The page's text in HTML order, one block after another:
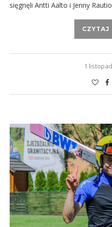
sięgnęli Antti Aalto i Jenny
CZYTAJ
1